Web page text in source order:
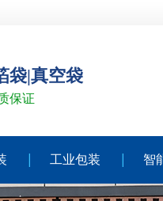
袋|真空袋
保证
工业包装 智